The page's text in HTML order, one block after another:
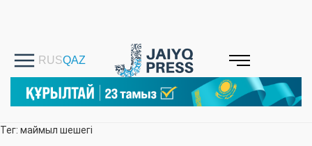
Тег: маймыл шешегі